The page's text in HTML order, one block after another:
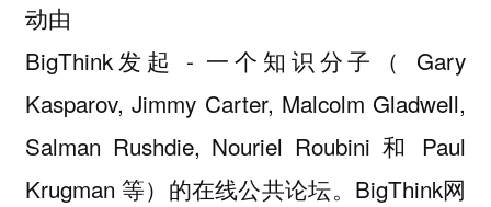
动由
BigThink发起 - 一个知识分子（ Gary
Kasparov, Jimmy Carter, Malcolm Gladwell,
Salman Rushdie, Nouriel Roubini 和 Paul
Krugman 等）的在线公共论坛。BigThink网